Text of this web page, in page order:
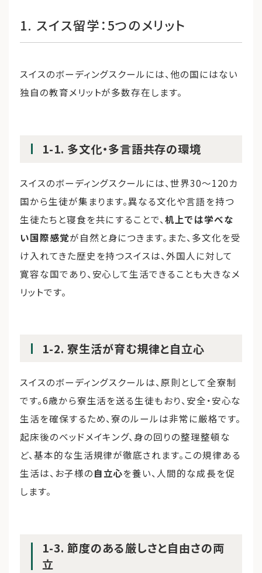
1. スイス留学：5つのメリット
スイスのボーディングスクールには、他の国にはない
独自の教育メリットが多数存在します。
1-1. 多文化・多言語共存の環境
スイスのボーディングスクールには、世界30〜120カ
国から生徒が集まります。異なる文化や言語を持つ
生徒たちと寝食を共にすることで、机上では学べな
い国際感覚が自然と身につきます。また、多文化を受
け入れてきた歴史を持つスイスは、外国人に対して
寛容な国であり、安心して生活できることも大きなメ
リットです。
1-2. 寮生活が育む規律と自立心
スイスのボーディングスクールは、原則として全寮制
です。6歳から寮生活を送る生徒もおり、安全・安心な
生活を確保するため、寮のルールは非常に厳格です。
起床後のベッドメイキング、身の回りの整理整頓な
ど、基本的な生活規律が徹底されます。この規律ある
生活は、お子様の自立心を養い、人間的な成長を促
します。
1-3. 節度のある厳しさと自由さの両
立